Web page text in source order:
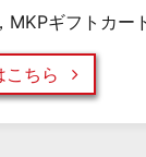
MKPギフトカー
こちら